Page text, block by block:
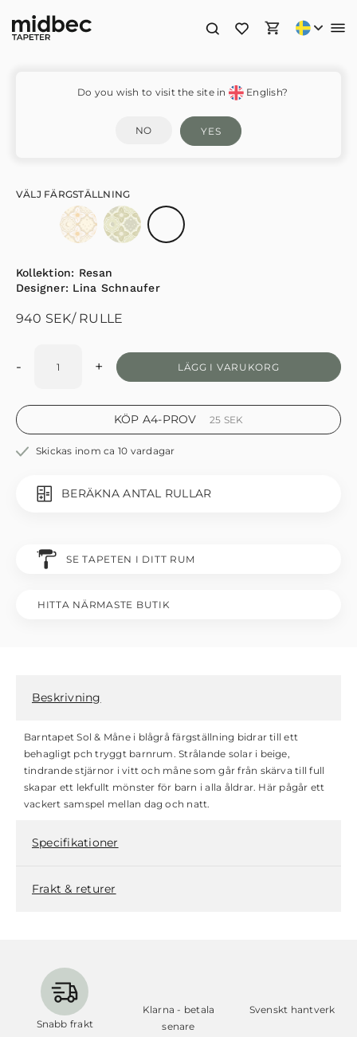
Sol&Måne – 29034
Kollektion: Resan
Designer: Lina Schnaufer
VÄLJ FÄRGSTÄLLNING
940 SEK/ RULLE
- + LÄGG I VARUKORG
Skickas inom ca 10 vardagar
BERÄKNA ANTAL RULLAR
KÖP A4-PROV 25 SEK
SE TAPETEN I DITT RUM
HITTA NÄRMASTE BUTIK
Beskrivning
Barntapet Sol & Måne i blågrå färgställning bidrar till ett
behagligt pch tryggt barnrum. Strålande solar i beige,
tindrande stjärnor i vitt och måne som går från skärva till full
skapar ett lekfullt mönster för barn i alla åldrar. Här pågår ett
vackert samspel mellan dag och natt.
Specifikationer
Frakt & returer
Snabb frakt
Klarna - betala
senare
Svenskt hantverk
Do you wish to visit the site in English?
NO YES